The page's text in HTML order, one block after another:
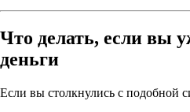
Что делать, если вы
деньги
Если вы столкнулись с подобной